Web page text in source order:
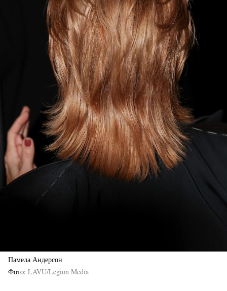
Памела Андерсон
Фото LAVU/Legion Media